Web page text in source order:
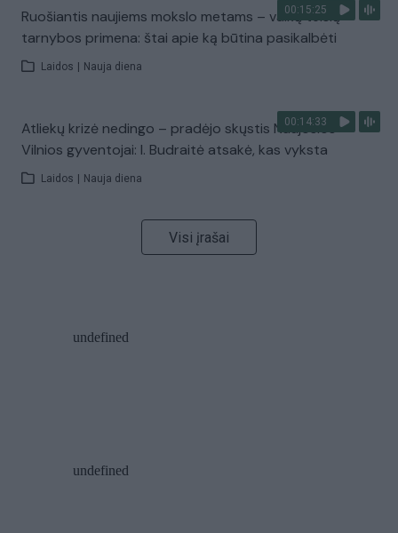
00:15:25
Ruošiantis naujiems mokslo metams – vaikų teisių
tarnybos primena: štai apie ką būtina pasikalbėti
Laidos Nauja diena
00:14:33
Atliekų krizė nedingo – pradėjo skųstis Naujosios
Vilnios gyventojai: I. Budraitė atsakė, kas vyksta
Laidos Nauja diena
Visi įrašai